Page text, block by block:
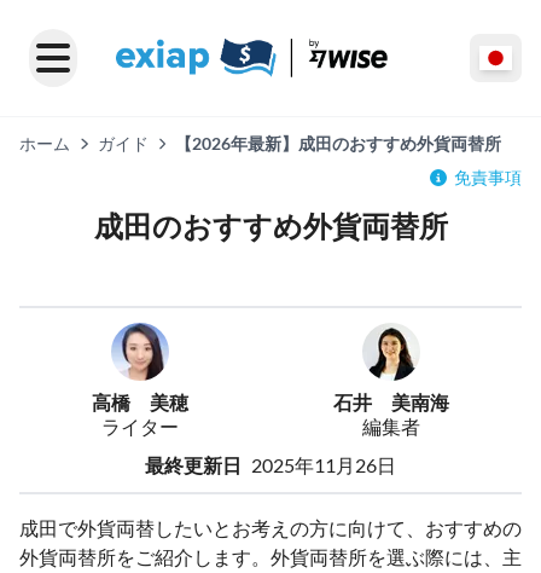
ホーム ガイド
【2026年最新】成田のおすすめ外貨両替所
免責事項
成田のおすすめ外貨両替所
高橋 美穂
ライター
石井 美南海
編集者
最終更新日 2025年11月26日
成田で外貨両替したいとお考えの方に向けて、おすすめの
外貨両替所をご紹介します。外貨両替所を選ぶ際には、主